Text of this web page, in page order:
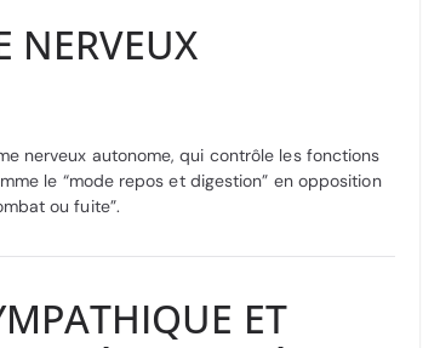
NERVEUX
nerveux autonome, qui contrôle les fonctions
le “mode repos et digestion” en opposition
ou fuite”.
ET